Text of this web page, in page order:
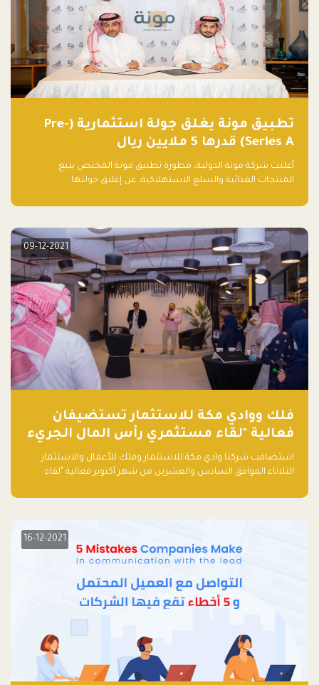
تطبيق مونة يغلق جولة استثمارية (Pre-
Series A) قدرها 5 ملايين ريال
أعلنت شركة مونة الدولية، مطورة تطبيق مونة المختص ببيع
المنتجات الغذائية والسلع الاستهلاكية، عن إغلاق جولتها
دولار أمريكي)، بقيادة شركتي دعم المنشآت المحدودة وتسارع القابضة
09-12-2021
فلك ووادي مكة للاستثمار تستضيفان
فعالية "لقاء مستثمري رأس المال الجريء
في المنطقة"
استضافت شركتا وادي مكة للاستثمار وفلك للأعمال والاستثمار
الثلاثاء الموافق السادس والعشرين من شهر أكتوبر فعالية "لقاء
مشاركاً من أبرز صناديق رأس المال الجريء وممثلي المؤسسات
16-12-2021